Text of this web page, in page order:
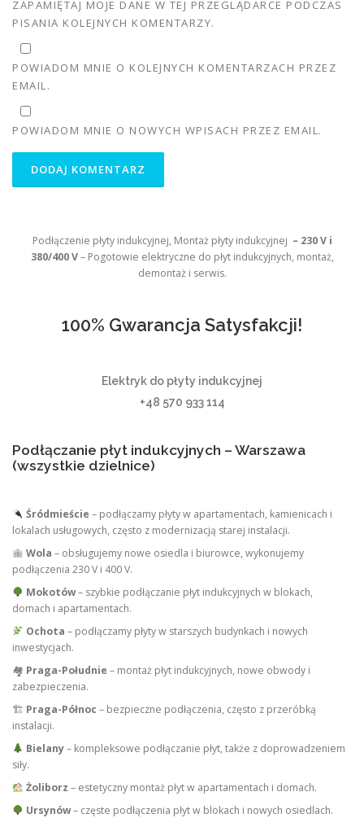
ZAPAMIĘTAJ MOJE DANE W TEJ PRZEGLĄDARCE PODCZAS
PISANIA KOLEJNYCH KOMENTARZY.
POWIADOM MNIE O KOLEJNYCH KOMENTARZACH PRZEZ
EMAIL.
POWIADOM MNIE O NOWYCH WPISACH PRZEZ EMAIL.
Podłączenie płyty indukcyjnej, Montaż płyty indukcyjnej – 230 V i
380/400 V– Pogotowie elektryczne do płyt indukcyjnych, montaż,
demontaż i serwis.
100% Gwarancja Satysfakcji!
Elektryk do płyty indukcyjnej
+48 570 933 114
Podłączanie płyt indukcyjnych – Warszawa
(wszystkie dzielnice)
Śródmieście – podłączamy płyty w apartamentach, kamienicach i
lokalach usługowych, często z modernizacją starej instalacji.
Wola – obsługujemy nowe osiedla i biurowce, wykonujemy
podłączenia 230 V i 400 V.
Mokotów– szybkie podłączanie płyt indukcyjnych w blokach,
domach i apartamentach.
Ochota – podłączamy płyty w starszych budynkach i nowych
inwestycjach.
🏘 Praga-Południe – montaż płyt indukcyjnych, nowe obwody i
zabezpieczenia.
🏗 Praga-Północ – bezpieczne podłączenia, często z przeróbką
instalacji.
Bielany– kompleksowe podłączanie płyt, także z doprowadzeniem
siły.
Żoliborz – estetyczny montaż płyt w apartamentach i domach.
Ursynów– częste podłączenia płyt w blokach i nowych osiedlach.